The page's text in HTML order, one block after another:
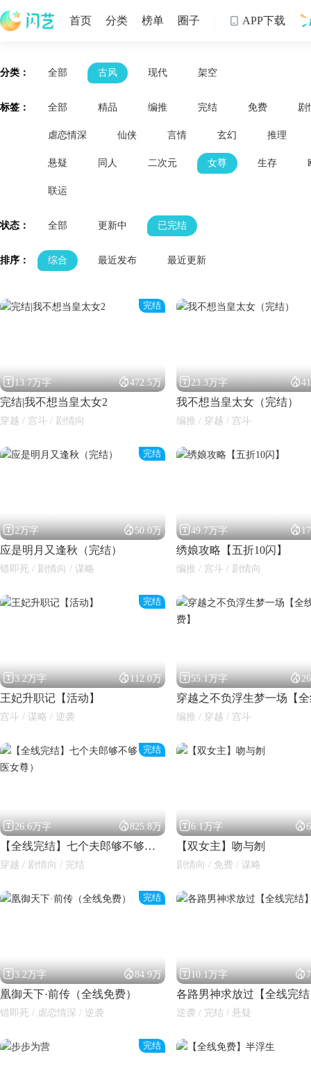
闪艺
首页 分类 榜单 圈子  APP下载
分类： 全部 古风 现代 架空
标签： 全部 精品 编推 完结 免费 剧
虐恋情深 仙侠 言情 玄幻 推理
悬疑 同人 二次元 女尊 生存
联运
状态： 全部 更新中 已完结
排序： 综合 最近发布 最近更新
完结
13.7万字 472.5万
完结|我不想当皇太女2
穿越 / 宫斗 / 剧情向
23.3万字 
我不想当皇太女（完结）
编推 / 穿越 / 宫斗
完结
2万字 50.0万
应是明月又逢秋（完结）
错即死 / 剧情向 / 谋略
49.7万字 
绣娘攻略【五折10闪】
编推 / 宫斗 / 剧情向
完结
3.2万字 112.0万
王妃升职记【活动】
宫斗 / 谋略 / 逆袭
55.1万字 
编推 / 穿越 / 宫斗
完结
26.6万字 825.8万
【全线完结】七个夫郎够不够（神医女尊）
穿越 / 剧情向 / 完结
6.1万字 
【双女主】吻与刎
剧情向 / 免费 / 谋略
完结
3.2万字 84.9万
凰御天下·前传（全线免费）
错即死 / 虐恋情深 / 逆袭
10.1万字 
各路男神求放过【全线完
逆袭 / 完结 / 悬疑
完结